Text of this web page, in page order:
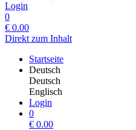
Login
0
€ 0.00
Direkt zum Inhalt
Startseite
Deutsch
Deutsch
Englisch
Login
0
€ 0.00